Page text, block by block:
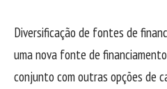
Diversificação de fontes de
uma nova fonte de
conjunto com outras opções de